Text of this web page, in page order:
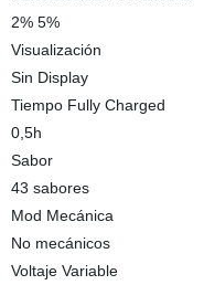
2% 5%
Visualización
Sin Display
Tiempo Fully Charged
0,5h
Sabor
43 sabores
Mod Mecánica
No mecánicos
Voltaje Variable